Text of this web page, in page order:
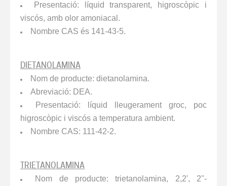
Presentació: líquid transparent, higroscòpic i
viscós, amb olor amoniacal.
Nombre CAS és 141-43-5.
DIETANOLAMINA
Nom de producte: dietanolamina.
Abreviació: DEA.
Presentació: líquid lleugerament groc, poc
higroscòpic i viscós a temperatura ambient.
Nombre CAS: 111-42-2.
TRIETANOLAMINA
Nom de producte: trietanolamina, 2,2', 2''-